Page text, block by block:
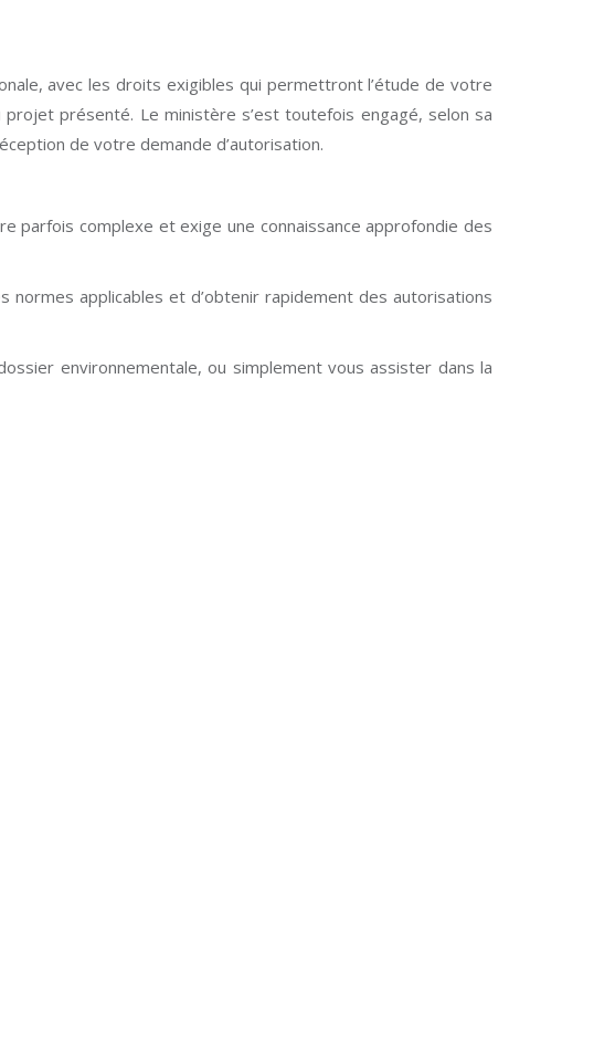
avec les droits exigibles qui permettront l’étude de votre
présenté. Le ministère s’est toutefois engagé, selon sa
de votre demande d’autorisation.
parfois complexe et exige une connaissance approfondie des
normes applicables et d’obtenir rapidement des autorisations
environnementale, ou simplement vous assister dans la